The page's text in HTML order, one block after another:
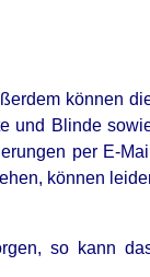
können
und Blinde
per E-Mail
können
so kann